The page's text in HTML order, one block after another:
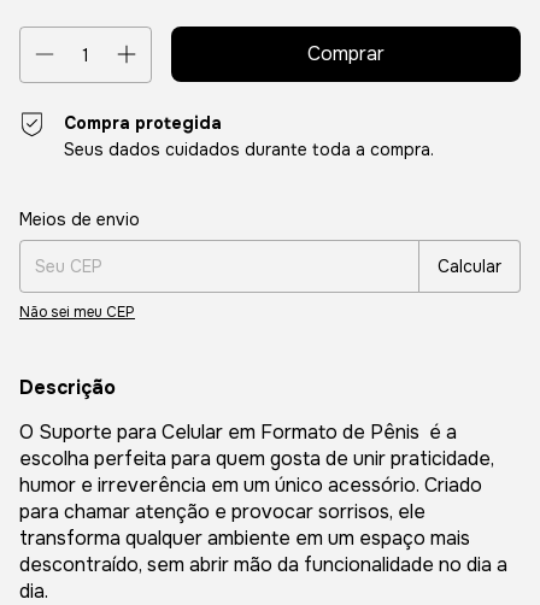
Compra protegida
Seus dados cuidados durante toda a compra.
Entregas para o CEP:
Meios de envio
Calcular
Não sei meu CEP
Descrição
O Suporte para Celular em Formato de Pênis é a
escolha perfeita para quem gosta de unir praticidade,
humor e irreverência em um único acessório. Criado
para chamar atenção e provocar sorrisos, ele
transforma qualquer ambiente em um espaço mais
descontraído, sem abrir mão da funcionalidade no dia a
dia.